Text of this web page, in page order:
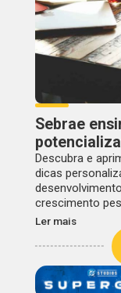
Sebrae
Descubra e
dicas
crescimento
Ler mais